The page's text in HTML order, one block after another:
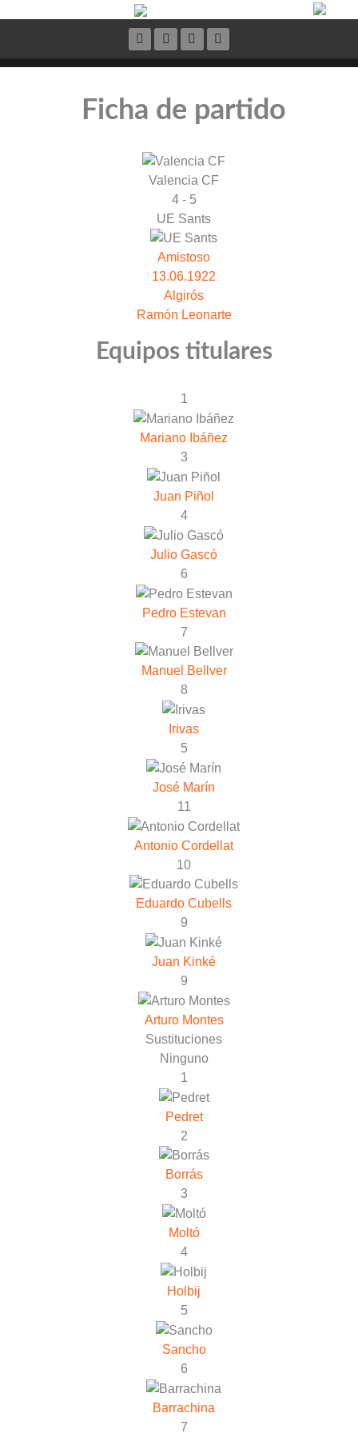
Ficha de partido
Valencia CF
4 - 5
UE Sants
Amistoso
13.06.1922
Algirós
Ramón Leonarte
Equipos titulares
1
Mariano Ibáñez
3
Juan Piñol
4
Julio Gascó
6
Pedro Estevan
7
Manuel Bellver
8
Irivas
5
José Marín
11
Antonio Cordellat
10
Eduardo Cubells
9
Juan Kinké
9
Arturo Montes
Sustituciones
Ninguno
1
Pedret
2
Borrás
3
Moltó
4
Holbij
5
Sancho
6
Barrachina
7